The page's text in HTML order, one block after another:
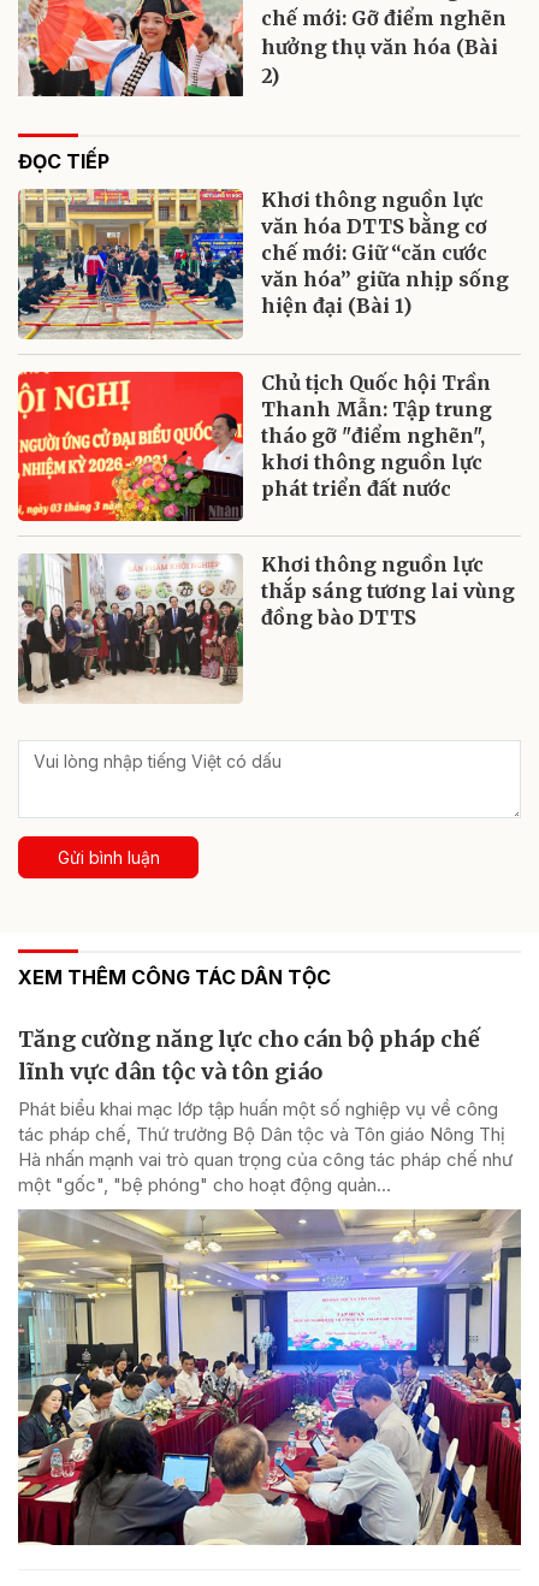
chế mới: Gỡ điểm nghẽn
hưởng thụ văn hóa (Bài
2)
ĐỌC TIẾP
Khơi thông nguồn lực
văn hóa DTTS bằng cơ
chế mới: Giữ “căn cước
văn hóa” giữa nhịp sống
hiện đại (Bài 1)
Chủ tịch Quốc hội Trần
Thanh Mẫn: Tập trung
tháo gỡ "điểm nghẽn",
khơi thông nguồn lực
phát triển đất nước
Khơi thông nguồn lực
thắp sáng tương lai vùng
đồng bào DTTS
Gửi bình luận
XEM THÊM CÔNG TÁC DÂN TỘC
Tăng cường năng lực cho cán bộ pháp chế
lĩnh vực dân tộc và tôn giáo
Phát biểu khai mạc lớp tập huấn một số nghiệp vụ về công
tác pháp chế, Thứ trưởng Bộ Dân tộc và Tôn giáo Nông Thị
Hà nhấn mạnh vai trò quan trọng của công tác pháp chế như
một "gốc", "bệ phóng" cho hoạt động quản...